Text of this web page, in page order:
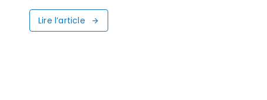
Lire l’article